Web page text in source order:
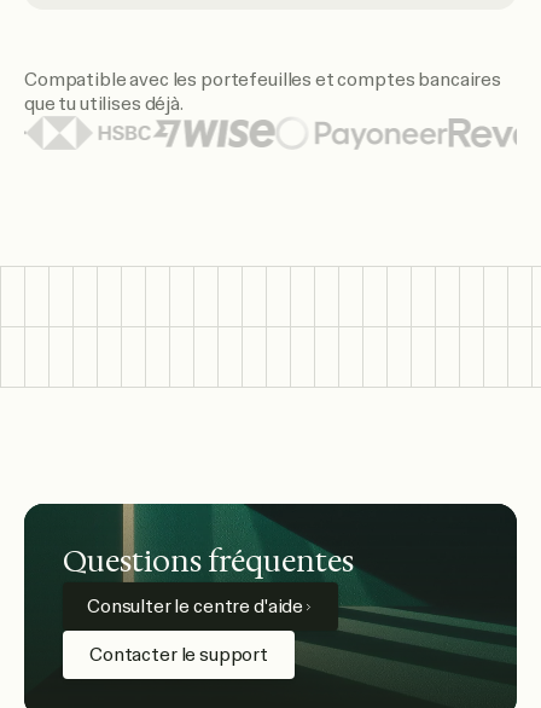
Compatible avec les portefeuilles et comptes bancaires
que tu utilises déjà.
Questions fréquentes
Consulter le centre d'aide
Contacter le support